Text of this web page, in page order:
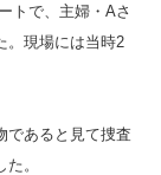
トで、主婦・Aさ
。現場には当時2
であると見て捜査
。